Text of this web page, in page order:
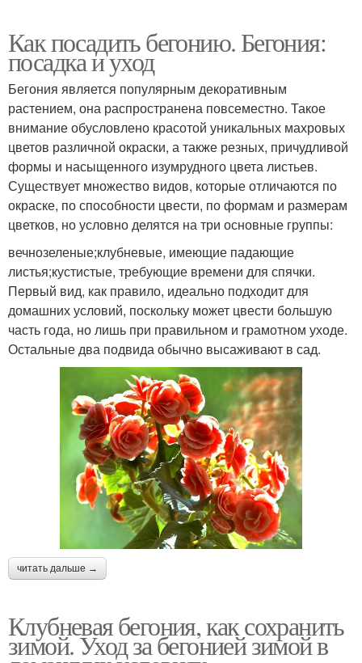
Как посадить бегонию. Бегония:
посадка и уход
Бегония является популярным декоративным
растением, она распространена повсеместно. Такое
внимание обусловлено красотой уникальных махровых
цветов различной окраски, а также резных, причудливой
формы и насыщенного изумрудного цвета листьев.
Существует множество видов, которые отличаются по
окраске, по способности цвести, по формам и размерам
цветков, но условно делятся на три основные группы:
вечнозеленые;клубневые, имеющие падающие
листья;кустистые, требующие времени для спячки.
Первый вид, как правило, идеально подходит для
домашних условий, поскольку может цвести большую
часть года, но лишь при правильном и грамотном уходе.
Остальные два подвида обычно высаживают в сад.
читать дальше →
Клубневая бегония, как сохранить
зимой. Уход за бегонией зимой в